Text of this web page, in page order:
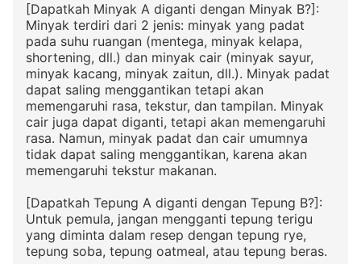
[Dapatkah Minyak A diganti dengan Minyak B?]:
Minyak terdiri dari 2 jenis: minyak yang padat
pada suhu ruangan (mentega, minyak kelapa,
shortening, dll.) dan minyak cair (minyak sayur,
minyak kacang, minyak zaitun, dll.). Minyak padat
dapat saling menggantikan tetapi akan
memengaruhi rasa, tekstur, dan tampilan. Minyak
cair juga dapat diganti, tetapi akan memengaruhi
rasa. Namun, minyak padat dan cair umumnya
tidak dapat saling menggantikan, karena akan
memengaruhi tekstur makanan.
[Dapatkah Tepung A diganti dengan Tepung B?]:
Untuk pemula, jangan mengganti tepung terigu
yang diminta dalam resep dengan tepung rye,
tepung soba, tepung oatmeal, atau tepung beras.